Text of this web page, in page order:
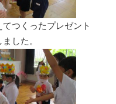
つくったプレゼント
した。